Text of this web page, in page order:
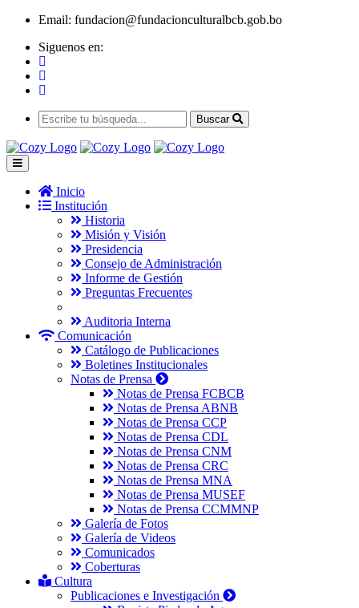
Email: fundacion@fundacionculturalbcb.gob.bo
Siguenos en:
Buscar
Inicio
Institución
Historia
Misión y Visión
Presidencia
Consejo de Administración
Informe de Gestión
Preguntas Frecuentes
Auditoria Interna
Comunicación
Catálogo de Publicaciones
Boletines Institucionales
Notas de Prensa
Notas de Prensa FCBCB
Notas de Prensa ABNB
Notas de Prensa CCP
Notas de Prensa CDL
Notas de Prensa CNM
Notas de Prensa CRC
Notas de Prensa MNA
Notas de Prensa MUSEF
Notas de Prensa CCMMNP
Galería de Fotos
Galería de Videos
Comunicados
Coberturas
Cultura
Publicaciones e Investigación